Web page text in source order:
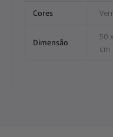
Cores
Dimensão
50
cm